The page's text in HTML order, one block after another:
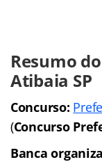
Resumo
Atibaia SP
Concurso:
(Concurso
Banca